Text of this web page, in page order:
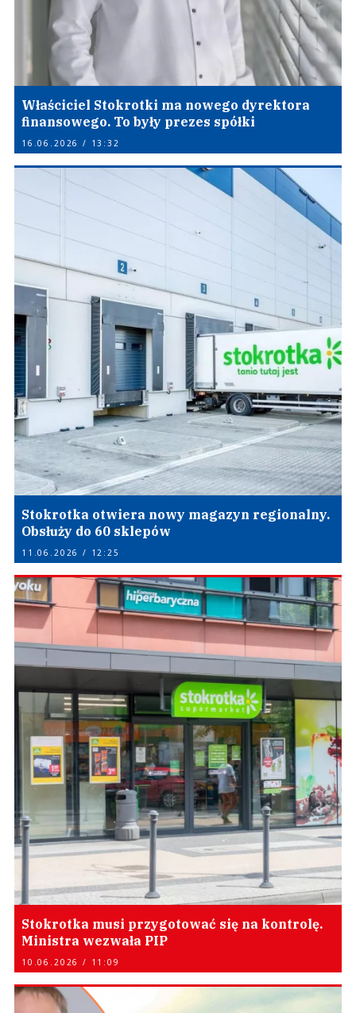
Właściciel Stokrotki ma nowego dyrektora
finansowego. To były prezes spółki
16.06.2026 / 13:32
Stokrotka otwiera nowy magazyn regionalny.
Obsłuży do 60 sklepów
11.06.2026 / 12:25
Stokrotka musi przygotować się na kontrolę.
Ministra wezwała PIP
10.06.2026 / 11:09